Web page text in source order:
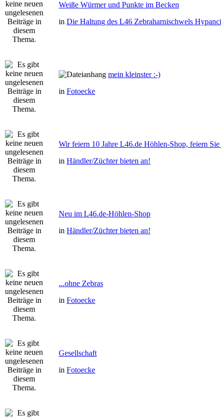
Weiße Würmer und Punkte im Becken
in Die Haltung des L46 Zebraharnischwels
mein kleinster :-)
in Fotoecke
Wir feiern 10 Jahre L46.de Höhlen-Shop, feiern
in Händler/Züchter bieten an!
Neu im L46.de-Höhlen-Shop
in Händler/Züchter bieten an!
...ohne Zebras
in Fotoecke
Gesellschaft
in Fotoecke